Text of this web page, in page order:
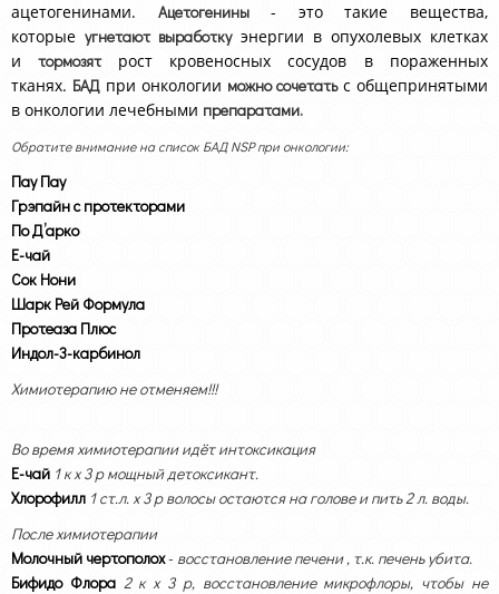
ацетогенинами. Ацетогенины- это такие вещества,
которыеугнетают выработку энергии в опухолевых клетках
итормозят рост кровеносных сосудов в пораженных
тканях. БАД при онкологии можно сочетать с общепринятыми
в онкологии лечебными препаратами.
Обратите внимание на список БАД NSP при онкологии:
Пау Пау
Грэпайн с протекторами
По Д’арко
Е-чай
Сок Нони
Шарк Рей Формула
Протеаза Плюс
Индол-3-карбинол
Химиотерапию не отменяем!!!
Во время химиотерапии идёт интоксикация
Е-чай 1 к х 3 р мощный детоксикант.
Хлорофилл 1 ст.л. х 3 р волосы остаются на голове и пить 2 л. воды.
После химиотерапии
Молочный чертополох- восстановление печени , т.к. печень убита.
Бифидо Флора 2 к х 3 р, восстановление микрофлоры, чтобы не